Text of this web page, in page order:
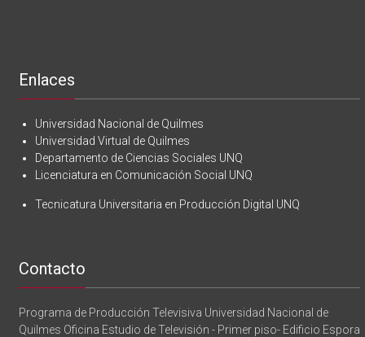
Enlaces
Universidad Nacional de Quilmes
Universidad Virtual de Quilmes
Departamento de Ciencias Sociales UNQ
Licenciatura en Comunicación Social UNQ
Tecnicatura Universitaria en Producción Digital UNQ
Contacto
Programa de Producción Televisiva Universidad Nacional de
Quilmes Oficina Estudio de Televisión - Primer piso- Edificio Espora